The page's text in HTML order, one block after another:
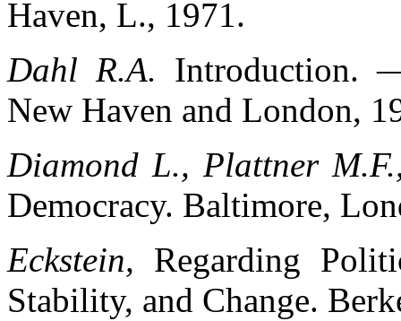
Haven, L., 1971.
Dahl R.A. Introduction.
New Haven and London,
Diamond L., PlattnerМ
Democracy. Baltimore,
Eckstein, Regarding
Stability, and Change.